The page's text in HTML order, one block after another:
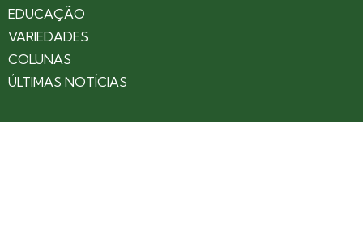
EDUCAÇÃO
VARIEDADES
COLUNAS
ÚLTIMAS NOTÍCIAS